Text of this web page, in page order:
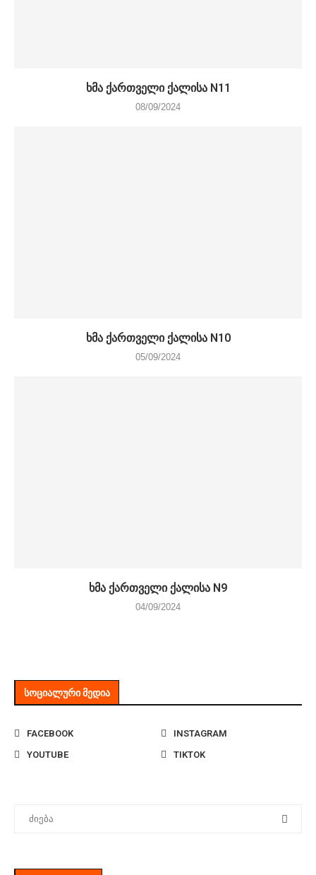
ხმა ქართველი ქალისა N11
08/09/2024
ხმა ქართველი ქალისა N10
05/09/2024
ხმა ქართველი ქალისა N9
04/09/2024
ᲡᲝᲪᲘᲐᲚᲣᲠᲘ ᲛᲔᲓᲘᲐ
FACEBOOK
INSTAGRAM
YOUTUBE
TIKTOK